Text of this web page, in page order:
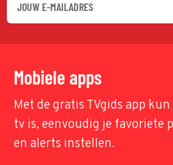
Mobiele apps
Met de gratis TVgids app
tv is, eenvoudig je favoriete
en alerts instellen.